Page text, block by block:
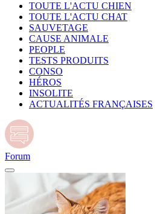
TOUTE L'ACTU CHIEN
TOUTE L'ACTU CHAT
SAUVETAGE
CAUSE ANIMALE
PEOPLE
TESTS PRODUITS
CONSO
HÉROS
INSOLITE
ACTUALITÉS FRANÇAISES
Forum